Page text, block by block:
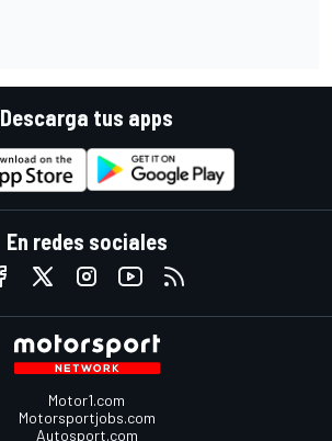
Descarga tus apps
En redes sociales
Motor1.com
Motorsportjobs.com
Autosport.com